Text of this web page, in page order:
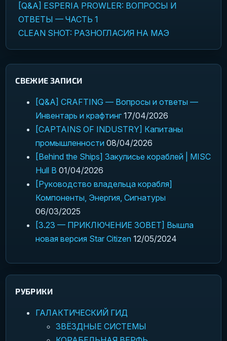
Навигация по записям
[Q&A] ESPERIA PROWLER: ВОПРОСЫ И
ОТВЕТЫ — ЧАСТЬ 1
CLEAN SHOT: РАЗНОГЛАСИЯ НА МАЭ
СВЕЖИЕ ЗАПИСИ
[Q&A] CRAFTING — Вопросы и ответы —
Инвентарь и крафтинг 17/04/2026
[CAPTAINS OF INDUSTRY] Капитаны
промышленности 08/04/2026
[Behind the Ships] Закулисье кораблей | MISC
Hull B 01/04/2026
[Руководство владельца корабля]
Компоненты, Энергия, Сигнатуры
06/03/2025
[3.23 — ПРИКЛЮЧЕНИЕ ЗОВЕТ] Вышла
новая версия Star Citizen 12/05/2024
РУБРИКИ
ГАЛАКТИЧЕСКИЙ ГИД
ЗВЁЗДНЫЕ СИСТЕМЫ